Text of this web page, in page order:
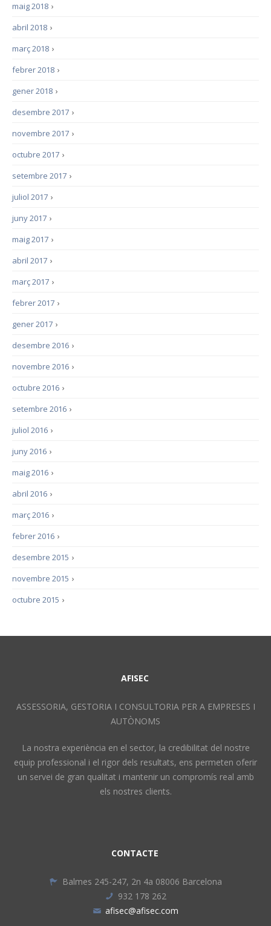
›
maig 2018
›
abril 2018
›
març 2018
›
febrer 2018
›
gener 2018
›
desembre 2017
›
novembre 2017
›
octubre 2017
›
setembre 2017
›
juliol 2017
›
juny 2017
›
maig 2017
›
abril 2017
›
març 2017
›
febrer 2017
›
gener 2017
›
desembre 2016
›
novembre 2016
›
octubre 2016
›
setembre 2016
›
juliol 2016
›
juny 2016
›
maig 2016
›
abril 2016
›
març 2016
›
febrer 2016
›
desembre 2015
›
novembre 2015
›
octubre 2015
AFISEC
ASSESSORIA, GESTORIA I CONSULTORIA PER A EMPRESES I
AUTÒNOMS
La nostra experiència en el sector, la credibilitat del nostre
equip professional i el rigor dels resultats, ens permeten oferir
un servei de gran qualitat i mantenir un compromís real amb
els nostres clients.
CONTACTE
Balmes 245-247, 2n 4a 08006 Barcelona
932 178 262
afisec@afisec.com